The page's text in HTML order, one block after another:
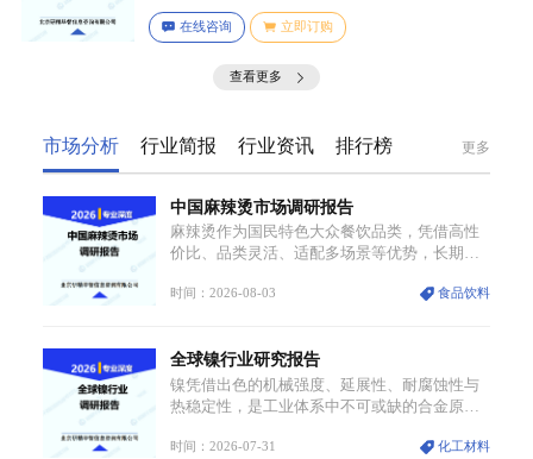
场细分与应用场景。通过对细分产品的定义与特点进
行深入分析，我们揭示了关键应用场景及其客群洞
在线咨询 立即订购
查看更多
市场分析 行业简报 行业资讯 排行榜 更多
中国麻辣烫市场调研报告
麻辣烫作为国民特色大众餐饮品类，凭借高性
价比、品类灵活、适配多场景等优势，长期占
速规范化、连锁化转型，叠加消费需求升级、
期。麻辣烫行业依托刚需属性、灵活的品类特
点，在消费、创业、政策、技术多重驱动下，
依旧具备强劲的发展活力。
时间：2026-08-03 食品饮料
全球镍行业研究报告
镍凭借出色的机械强度、延展性、耐腐蚀性与
热稳定性，是工业体系中不可或缺的合金原
能源三大领域，综合使用价值难以被替代。依
时间：2026-07-31 化工材料